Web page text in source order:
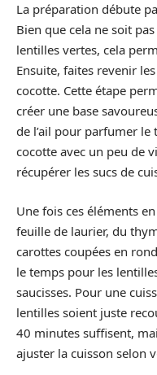
La préparation débute
Bien que cela ne soit
lentilles vertes, cela
Ensuite, faites revenir
cocotte. Cette étape
créer une base
de l’ail pour parfumer le
cocotte avec un peu de
récupérer les sucs de
Une fois ces éléments
feuille de laurier, du
carottes coupées en
le temps pour les
saucisses. Pour une
lentilles soient juste
40 minutes suffisent,
ajuster la cuisson selon